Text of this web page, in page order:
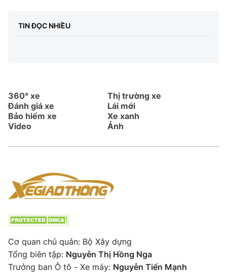
TIN ĐỌC NHIỀU
360° xe
Thị trường xe
Đánh giá xe
Lái mới
Bảo hiểm xe
Xe xanh
Video
Ảnh
Cơ quan chủ quản: Bộ Xây dựng
Tổng biên tập: Nguyễn Thị Hồng Nga
Trưởng ban Ô tô - Xe máy: Nguyễn Tiến Mạnh